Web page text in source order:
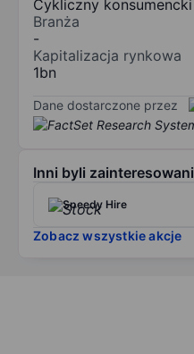
Cykliczny konsumencki
Branża
-
Kapitalizacja rynkowa
1bn
Dane dostarczone przez
Inni byli zainteresowani
Speedy Hire
Zobacz wszystkie akcje